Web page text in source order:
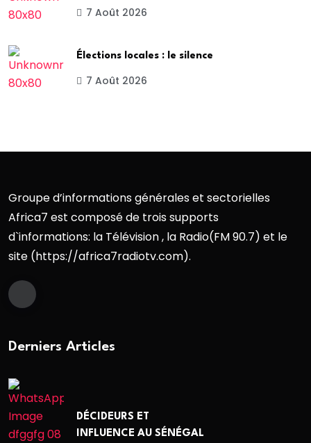
7 Août 2026
Élections locales : le silence
7 Août 2026
Groupe d’informations générales et sectorielles
Africa7 est composé de trois supports
d`informations: la Télévision , la Radio(FM 90.7) et le
site (https://africa7radiotv.com).
Derniers Articles
DÉCIDEURS ET
INFLUENCE AU SÉNÉGAL